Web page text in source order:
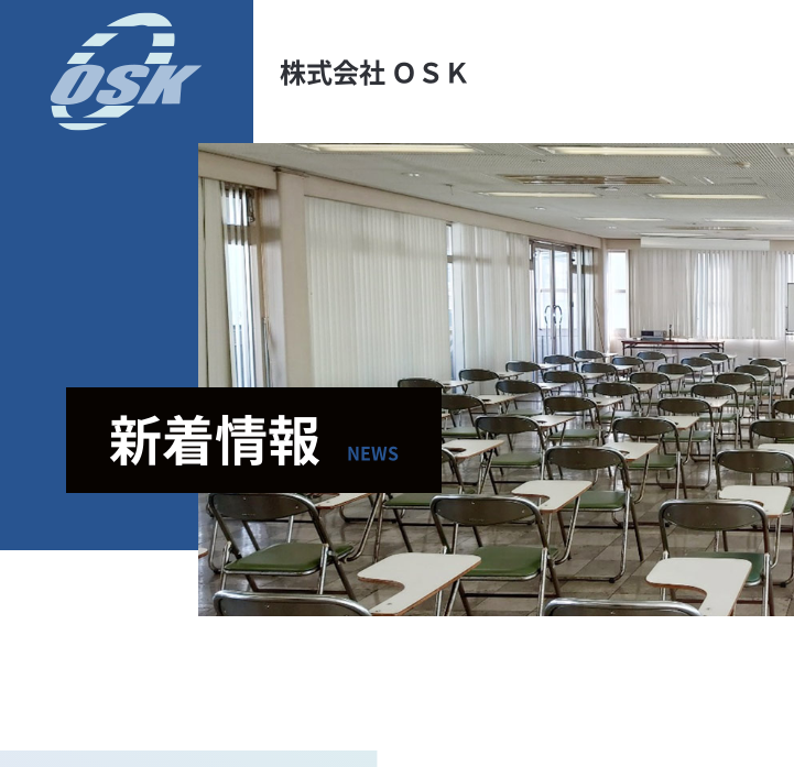
株式会社 ＯＳＫ
新着情報 NEWS